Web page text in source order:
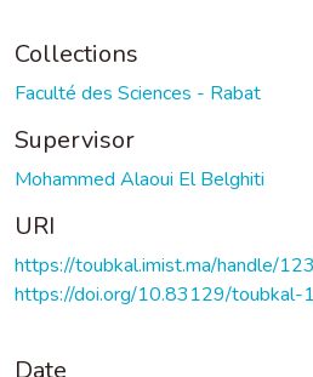
Collections
Faculté des Sciences - Rabat
Supervisor
Mohammed Alaoui El Belghiti
URI
https://toubkal.imist.ma/handle/
https://doi.org/10.83129/toubkal-
Date